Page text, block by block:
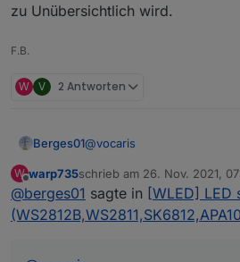
zu Unübersichtlich wird.
F.B.
W V 2 Antworten
Berges01@vocaris
Guten Morgen
schau mal !
W
Offline
warp735schrieb am 26. Nov. 2021,
zuletzt editiert von
@berges01 sagte in [WLED] LED